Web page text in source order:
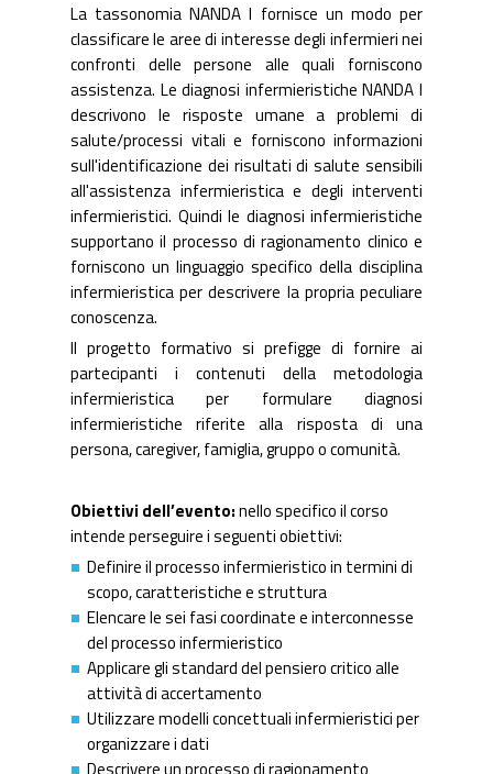
La tassonomia NANDA I fornisce un modo per
classificare le aree di interesse degli infermieri nei
confronti delle persone alle quali forniscono
assistenza. Le diagnosi infermieristiche NANDA I
descrivono le risposte umane a problemi di
salute/processi vitali e forniscono informazioni
sull'identificazione dei risultati di salute sensibili
all'assistenza infermieristica e degli interventi
infermieristici. Quindi le diagnosi infermieristiche
supportano il processo di ragionamento clinico e
forniscono un linguaggio specifico della disciplina
infermieristica per descrivere la propria peculiare
conoscenza.
Il progetto formativo si prefigge di fornire ai
partecipanti i contenuti della metodologia
infermieristica per formulare diagnosi
infermieristiche riferite alla risposta di una
persona, caregiver, famiglia, gruppo o comunità.
Obiettivi dell’evento:nello specifico il corso
intende perseguire i seguenti obiettivi:
Definire il processo infermieristico in termini di
scopo, caratteristiche e struttura
Elencare le sei fasi coordinate e interconnesse
del processo infermieristico
Applicare gli standard del pensiero critico alle
attività di accertamento
Utilizzare modelli concettuali infermieristici per
organizzare i dati
Descrivere un processo di ragionamento